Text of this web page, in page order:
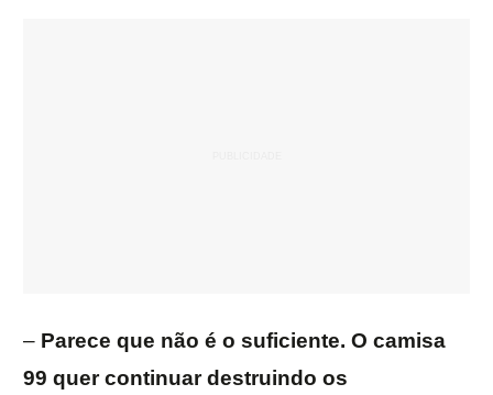
– Parece que não é o suficiente. O camisa
99 quer continuar destruindo os